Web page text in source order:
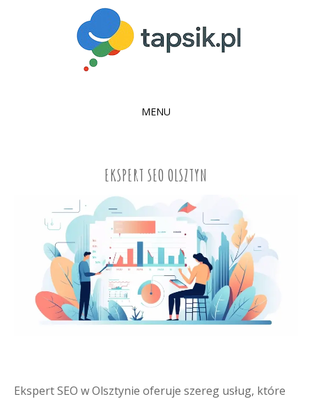
MENU
EKSPERT SEO OLSZTYN
Ekspert SEO w Olsztynie oferuje szereg usług, które